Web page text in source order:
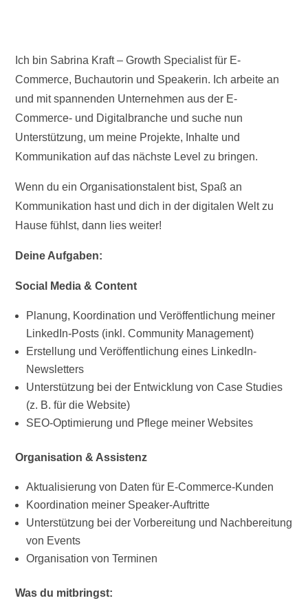
Ich bin Sabrina Kraft – Growth Specialist für E-
Commerce, Buchautorin und Speakerin. Ich arbeite an
und mit spannenden Unternehmen aus der E-
Commerce- und Digitalbranche und suche nun
Unterstützung, um meine Projekte, Inhalte und
Kommunikation auf das nächste Level zu bringen.
Wenn du ein Organisationstalent bist, Spaß an
Kommunikation hast und dich in der digitalen Welt zu
Hause fühlst, dann lies weiter!
Deine Aufgaben:
Social Media & Content
Planung, Koordination und Veröffentlichung meiner
LinkedIn-Posts (inkl. Community Management)
Erstellung und Veröffentlichung eines LinkedIn-
Newsletters
Unterstützung bei der Entwicklung von Case Studies
(z. B. für die Website)
SEO-Optimierung und Pflege meiner Websites
Organisation & Assistenz
Aktualisierung von Daten für E-Commerce-Kunden
Koordination meiner Speaker-Auftritte
Unterstützung bei der Vorbereitung und Nachbereitung
von Events
Organisation von Terminen
Was du mitbringst: